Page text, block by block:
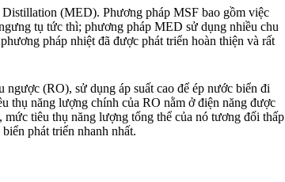
(MED). Phương pháp MSF bao gồm việc
tụ tức thì; phương pháp MED sử dụng nhiều chu
pháp nhiệt đã được phát triển hoàn thiện và rất
(RO), sử dụng áp suất cao để ép nước biển đi
thụ năng lượng chính của RO nằm ở điện năng được
tiêu thụ năng lượng tổng thể của nó tương đối thấp
phát triển nhanh nhất.